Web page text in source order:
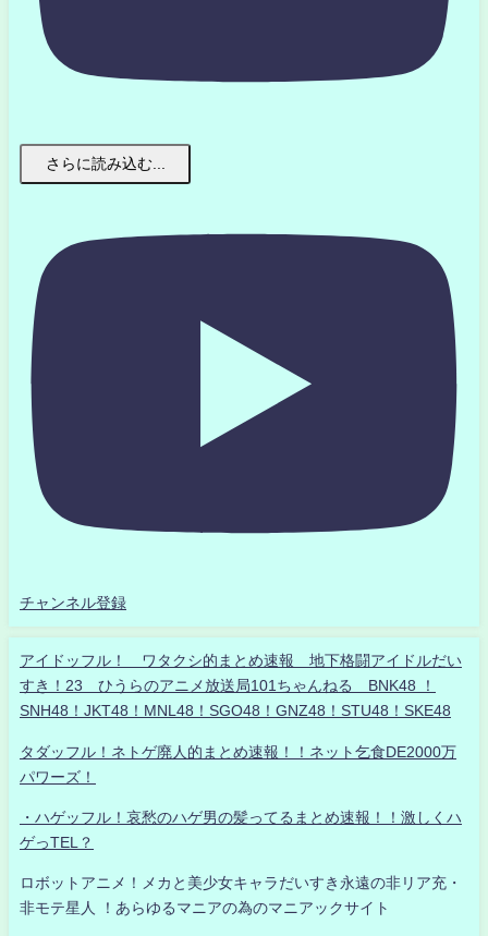
さらに読み込む...
チャンネル登録
アイドッフル！ ワタクシ的まとめ速報 地下格闘アイドルだい
すき！23 ひうらのアニメ放送局101ちゃんねる BNK48 ！
SNH48！JKT48！MNL48！SGO48！GNZ48！STU48！SKE48
タダッフル！ネトゲ廃人的まとめ速報！！ネット乞食DE2000万
パワーズ！
・ハゲッフル！哀愁のハゲ男の髪ってるまとめ速報！！激しくハ
ゲっTEL？
ロボットアニメ！メカと美少女キャラだいすき永遠の非リア充・
非モテ星人 ！あらゆるマニアの為のマニアックサイト